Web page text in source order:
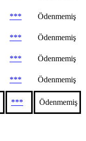
***
Ödenmemiş
***
Ödenmemiş
***
Ödenmemiş
*** Ödenmemiş
*** Ödenmemiş